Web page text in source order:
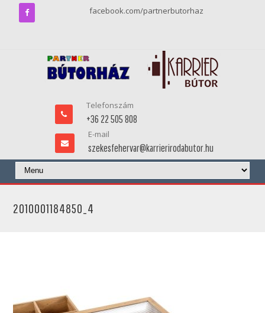
facebook.com/partnerbutorhaz
Telefonszám
+36 22 505 808
E-mail
szekesfehervar@karrierirodabutor.hu
2010001184850_4